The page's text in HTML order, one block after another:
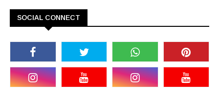
SOCIAL CONNECT